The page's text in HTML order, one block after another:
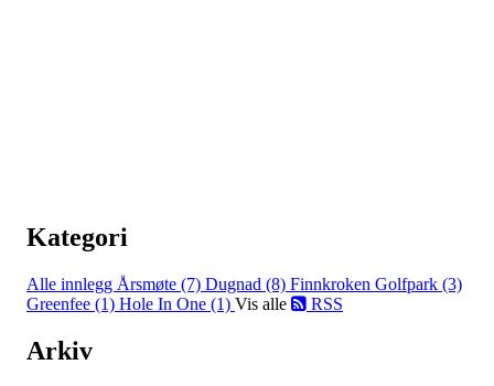
Kategori
Alle innlegg Årsmøte (7) Dugnad (8) Finnkroken Golfpark (3)
Greenfee (1) Hole In One (1) Vis alle RSS
Arkiv